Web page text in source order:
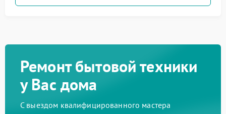
Ремонт бытовой техники
у Вас дома
С выездом квалифицированного мастера